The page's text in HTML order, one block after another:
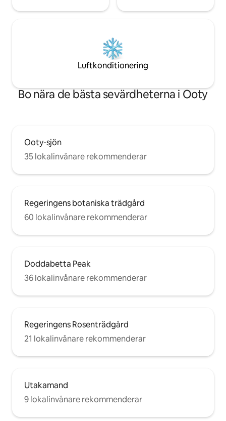
Luftkonditionering
Bo nära de bästa sevärdheterna i Ooty
Ooty-sjön
35 lokalinvånare rekommenderar
Regeringens botaniska trädgård
60 lokalinvånare rekommenderar
Doddabetta Peak
36 lokalinvånare rekommenderar
Regeringens Rosenträdgård
21 lokalinvånare rekommenderar
Utakamand
9 lokalinvånare rekommenderar